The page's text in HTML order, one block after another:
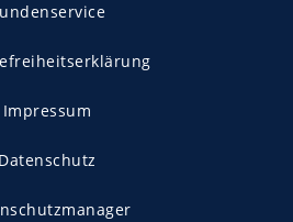
Impressum
Datenschutz